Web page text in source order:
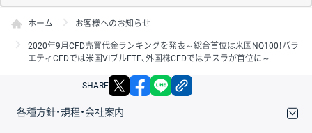
ホーム お客様へのお知らせ
2020年9月CFD売買代金ランキングを発表～総合首位は米国NQ100！バラ
エティCFDでは米国VIブルETF、外国株CFDではテスラが首位に～
SHARE X facebook
各種方針・規程・会社案内